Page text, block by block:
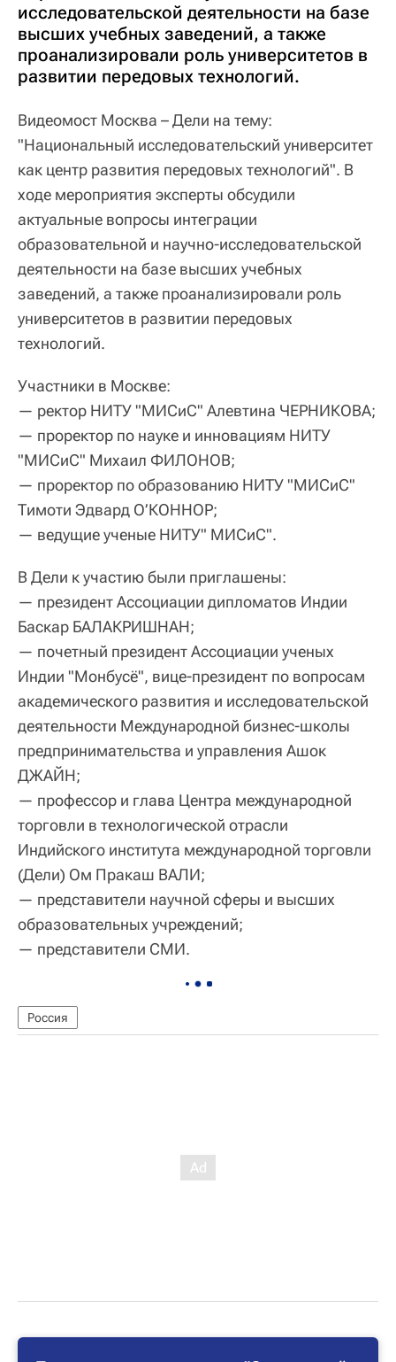
исследовательской деятельности на базе
высших учебных заведений, а также
проанализировали роль университетов в
развитии передовых технологий.
Видеомост Москва – Дели на тему:
"Национальный исследовательский университет
как центр развития передовых технологий". В
ходе мероприятия эксперты обсудили
актуальные вопросы интеграции
образовательной и научно-исследовательской
деятельности на базе высших учебных
заведений, а также проанализировали роль
университетов в развитии передовых
технологий.
Участники в Москве:
— ректор НИТУ "МИСиС" Алевтина ЧЕРНИКОВА;
— проректор по науке и инновациям НИТУ
"МИСиС" Михаил ФИЛОНОВ;
— проректор по образованию НИТУ "МИСиС"
Тимоти Эдвард О’КОННОР;
— ведущие ученые НИТУ" МИСиС".
В Дели к участию были приглашены:
— президент Ассоциации дипломатов Индии
Баскар БАЛАКРИШНАН;
— почетный президент Ассоциации ученых
Индии "Монбусё", вице-президент по вопросам
академического развития и исследовательской
деятельности Международной бизнес-школы
предпринимательства и управления Ашок
ДЖАЙН;
— профессор и глава Центра международной
торговли в технологической отрасли
Индийского института международной торговли
(Дели) Ом Пракаш ВАЛИ;
— представители научной сферы и высших
образовательных учреждений;
— представители СМИ.
Россия